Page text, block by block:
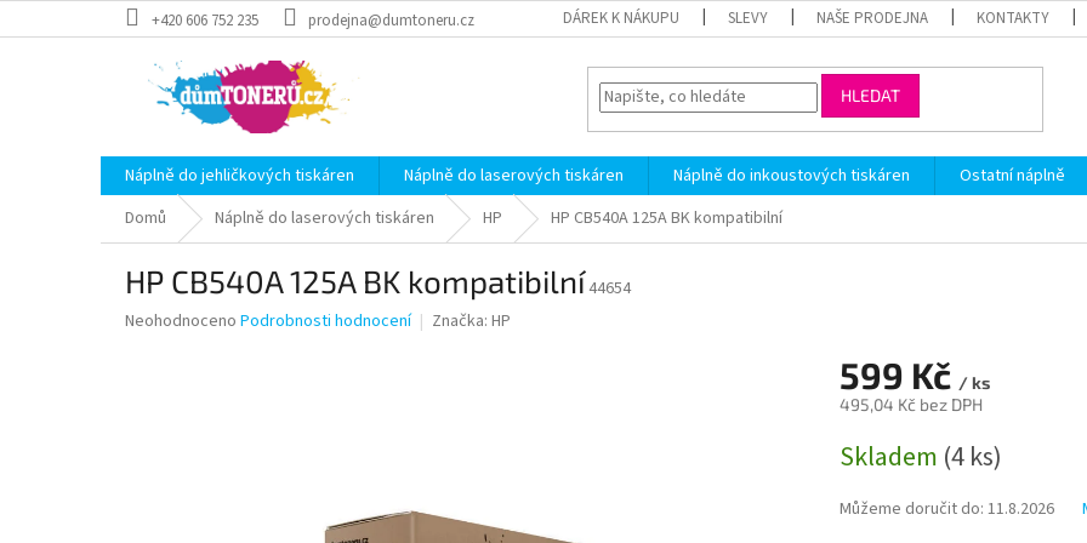
na
+420 606 752 235 prodejna@dumtoneru.cz DÁREK K NÁKUPU SLEVY NAŠE PRODEJNA KONTAKTY
HLEDAT
Náplně do jehličkových tiskáren Náplně do laserových tiskáren Náplně do inkoustových tiskáren Ostatní náplně
Domů
Náplně do laserových tiskáren HP HP CB540A 125A BK kompatibilní
HP CB540A 125A BK kompatibilní 44654
Průměrné
Neohodnoceno Podrobnosti hodnocení Značka: HP
599 Kč / ks
495,04 Kč bez DPH
cena:
Skladem (4 ks)
Můžeme doručit do: 11.8.2026